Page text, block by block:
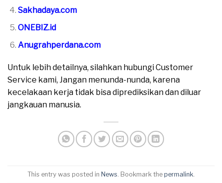
Sakhadaya.com
ONEBIZ.id
Anugrahperdana.com
Untuk lebih detailnya, silahkan hubungi Customer
Service kami, Jangan menunda-nunda, karena
kecelakaan kerja tidak bisa diprediksikan dan diluar
jangkauan manusia.
This entry was posted in News . Bookmark the permalink